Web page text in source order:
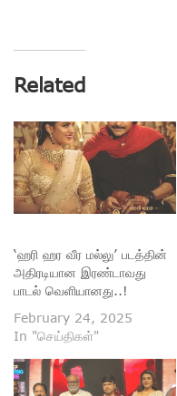
Related
‘ஹரி ஹர வீர மல்லு’ படத்தின்
அதிரடியான இரண்டாவது
பாடல் வெளியானது..!
February 24, 2025
In "செய்திகள்"